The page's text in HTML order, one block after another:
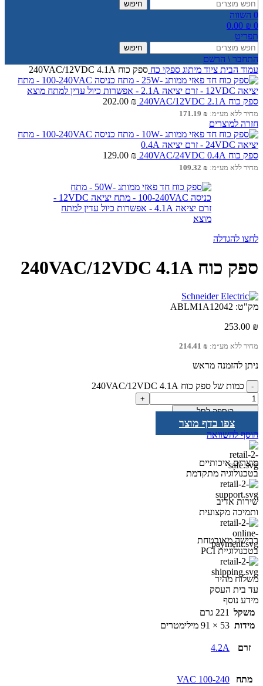
חיפוש
0 השווה
0
0.00 ₪
תפריט
חיפוש
התחבר \ הרשם
עמוד הבית ציוד מיתוג ספקי כח ספק כוח 240VAC/12VDC 4.1A
ספק כוח 240VAC/12VDC 2.1A 202.00 ₪
מחיר ללא מע״מ: 171.19 ₪
חזרה למוצרים
ספק כוח 240VAC/24VDC 0.4A 129.00 ₪
מחיר ללא מע״מ: 109.32 ₪
לחצו להגדלה
ספק כוח 240VAC/12VDC 4.1A
מק"ט: ABLM1A12042
253.00 ₪
מחיר ללא מע״מ: 214.41 ₪
ניתן להזמנה מראש
כמות של ספק כוח 240VAC/12VDC 4.1A
הוספה לסל
צפו בדף מוצר
הוסף להשוואה
מוצרים איכותיים
בטכנולוגיה מתקדמת
שירות אדיב
ותמיכה מקצועית
רכישה מאובטחת
בטכנולוגיית PCI
משלוח מהיר
עד בית העסק
מידע נוסף
משקל 221 גרם
מידות 53 × 91 מילימטרים
זרם 4.2A
מתח 100-240 VAC